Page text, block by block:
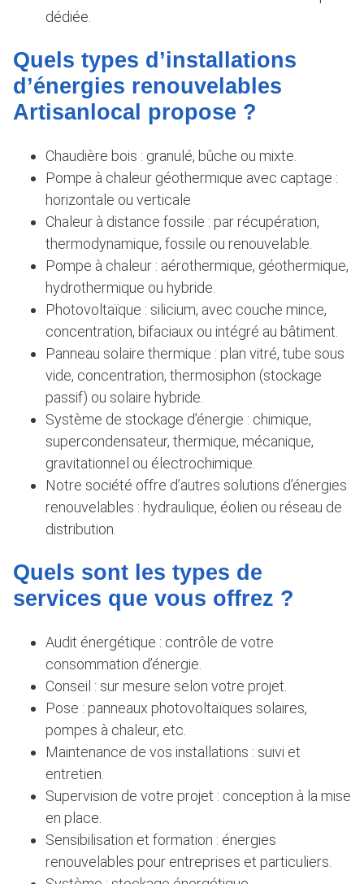
dédiée.
Quels types d’installations
d’énergies renouvelables
Artisanlocal propose ?
Chaudière bois : granulé, bûche ou mixte.
Pompe à chaleur géothermique avec captage :
horizontale ou verticale
Chaleur à distance fossile : par récupération,
thermodynamique, fossile ou renouvelable.
Pompe à chaleur : aérothermique, géothermique,
hydrothermique ou hybride.
Photovoltaïque : silicium, avec couche mince,
concentration, bifaciaux ou intégré au bâtiment.
Panneau solaire thermique : plan vitré, tube sous
vide, concentration, thermosiphon (stockage
passif) ou solaire hybride.
Système de stockage d’énergie : chimique,
supercondensateur, thermique, mécanique,
gravitationnel ou électrochimique.
Notre société offre d’autres solutions d’énergies
renouvelables : hydraulique, éolien ou réseau de
distribution.
Quels sont les types de
services que vous offrez ?
Audit énergétique : contrôle de votre
consommation d’énergie.
Conseil : sur mesure selon votre projet.
Pose : panneaux photovoltaïques solaires,
pompes à chaleur, etc.
Maintenance de vos installations : suivi et
entretien.
Supervision de votre projet : conception à la mise
en place.
Sensibilisation et formation : énergies
renouvelables pour entreprises et particuliers.